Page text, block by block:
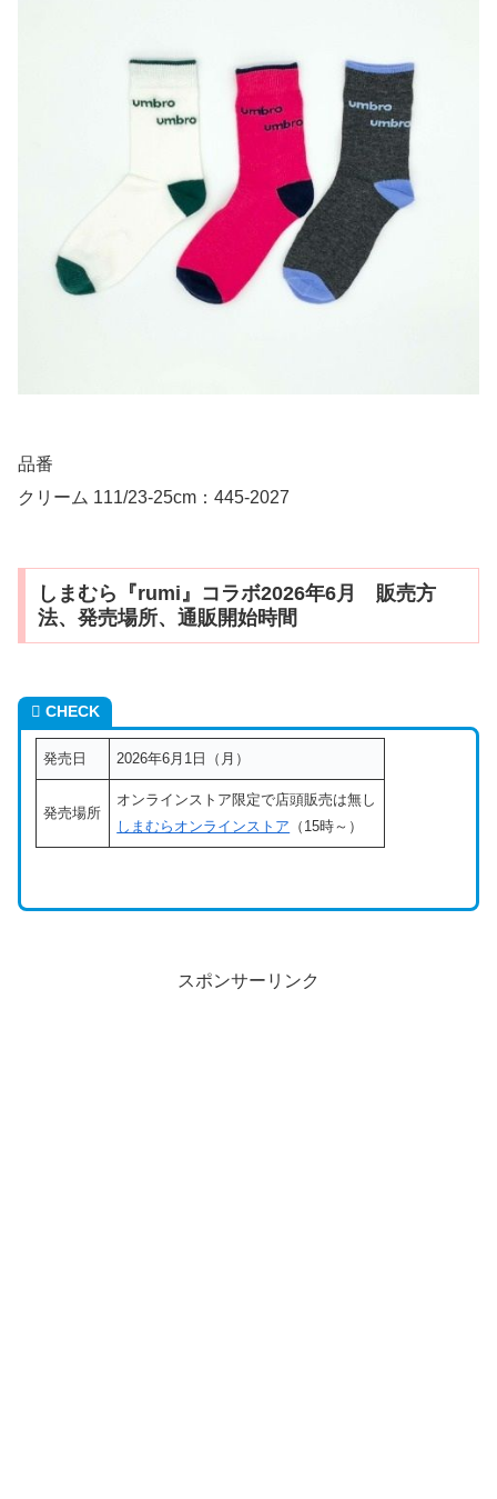
品番
クリーム 111/23-25cm：445-2027
しまむら『rumi』コラボ2026年6月 販売方
法、発売場所、通販開始時間
CHECK
発売日 2026年6月1日（月）
発売場所
オンラインストア限定で店頭販売は無し
しまむらオンラインストア （15時～）
スポンサーリンク